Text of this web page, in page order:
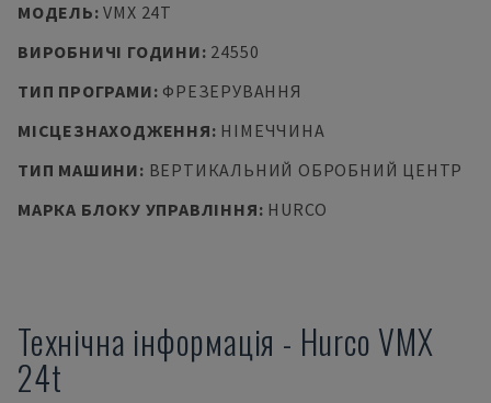
МОДЕЛЬ:VMX 24T
ВИРОБНИЧІ ГОДИНИ: 24550
ТИП ПРОГРАМИ: ФРЕЗЕРУВАННЯ
МІСЦЕЗНАХОДЖЕННЯ: НІМЕЧЧИНА
ТИП МАШИНИ: ВЕРТИКАЛЬНИЙ ОБРОБНИЙ ЦЕНТР
МАРКА БЛОКУ УПРАВЛІННЯ: HURCO
Технічна інформація - Hurco VMX
24t